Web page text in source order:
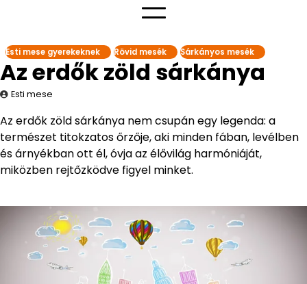
Esti mese gyerekeknek Rövid mesék Sárkányos mesék
Az erdők zöld sárkánya
Esti mese
Az erdők zöld sárkánya nem csupán egy legenda: a
természet titokzatos őrzője, aki minden fában, levélben
és árnyékban ott él, óvja az élővilág harmóniáját,
miközben rejtőzködve figyel minket.